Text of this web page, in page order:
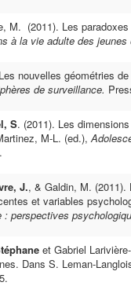
M. (2011). Les
à la vie adulte des
nouvelles géométries
de surveillance.
S. (2011). Les
M-L. (ed.),
J., & Galdin, M.
et variables
perspectives
et Gabriel
Dans S. Leman-